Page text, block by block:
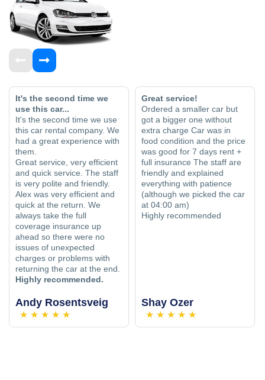
It's the second time we
use this car...
It's the second time we use
this car rental company. We
had a great experience with
them.
Great service, very efficient
and quick service. The staff
is very polite and friendly.
Alex was very efficient and
quick at the return. We
always take the full
coverage insurance up
ahead so there were no
issues of unexpected
charges or problems with
returning the car at the end.
Highly recommended.
Andy Rosentsveig
★ ★ ★ ★ ★
Great service!
Ordered a smaller car but
got a bigger one without
extra charge Car was in
food condition and the price
was good for 7 days rent +
full insurance The staff are
friendly and explained
everything with patience
(although we picked the car
at 04:00 am)
Highly recommended
Shay Ozer
★ ★ ★ ★ ★